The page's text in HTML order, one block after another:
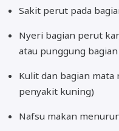
Sakit perut pada
Nyeri bagian perut
atau punggung
Kulit dan bagian
penyakit kuning)
Nafsu makan